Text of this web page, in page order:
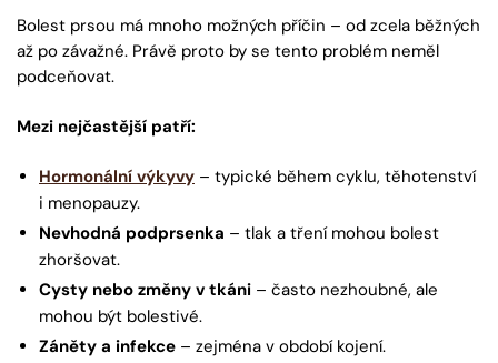
Bolest prsou má mnoho možných příčin – od zcela běžných
až po závažné. Právě proto by se tento problém neměl
podceňovat.
Mezi nejčastější patří:
Hormonální výkyvy – typické během cyklu, těhotenství
i menopauzy.
Nevhodná podprsenka – tlak a tření mohou bolest
zhoršovat.
Cysty nebo změny v tkáni – často nezhoubné, ale
mohou být bolestivé.
Záněty a infekce – zejména v období kojení.